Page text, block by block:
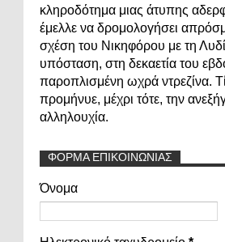
κληροδότημα μιας άτυπης
έμελλε να δρομολογήσει
σχέση του Νικηφόρου με τη
υπόσταση, στη δεκαετία του
παροπλισμένη ωχρά ντρεζίνα.
προμήνυε, μέχρι τότε, την
αλληλουχία.
ΦΟΡΜΑ ΕΠΙΚΟΙΝΩΝΙΑΣ
Όνομα